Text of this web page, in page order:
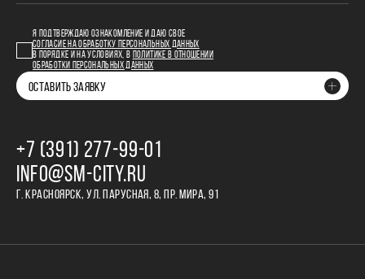
Я ПОДТВЕРЖДАЮ ОЗНАКОМЛЕНИЕ И ДАЮ СВОЕ
СОГЛАСИЕ НА ОБРАБОТКУ ПЕРСОНАЛЬНЫХ ДАННЫХ
В ПОРЯДКЕ И НА УСЛОВИЯХ, В
ПОЛИТИКЕ В ОТНОШЕНИИ
ОБРАБОТКИ ПЕРСОНАЛЬНЫХ ДАННЫХ
ОСТАВИТЬ ЗАЯВКУ
+7 (391) 277‒99‒01
INFO@SM-CITY.RU
Г. КРАСНОЯРСК, УЛ. ПАРУСНАЯ, 8, ПР. МИРА, 91